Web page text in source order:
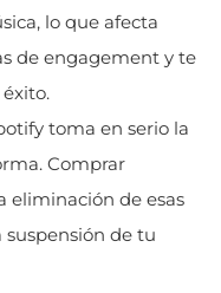
lo que afecta
de engagement y te
toma en serio la
Comprar
eliminación de esas
suspensión de tu